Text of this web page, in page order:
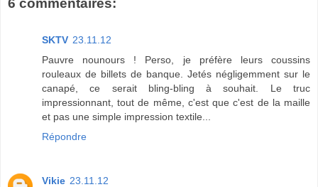
SKTV 23.11.12
Pauvre nounours ! Perso, je préfère leurs coussins
rouleaux de billets de banque. Jetés négligemment sur le
canapé, ce serait bling-bling à souhait. Le truc
impressionnant, tout de même, c'est que c'est de la maille
et pas une simple impression textile...
Répondre
Vikie 23.11.12